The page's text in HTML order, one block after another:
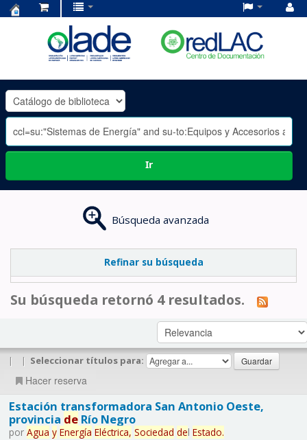
OLADE
-
Ir
Búsqueda avanzada
Refinar su búsqueda
Su búsqueda retornó 4 resultados.
| | Seleccionar títulos para:
Hacer reserva
Estación transformadora San Antonio Oeste,
provincia deRío Negro
por Agua y Energía Eléctrica, Sociedad del Estado.